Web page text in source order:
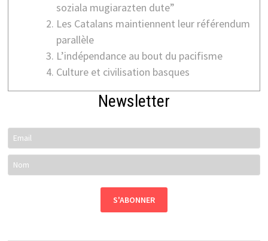
soziala mugiarazten dute”
Les Catalans maintiennent leur référendum
parallèle
L’indépendance au bout du pacifisme
Culture et civilisation basques
Newsletter